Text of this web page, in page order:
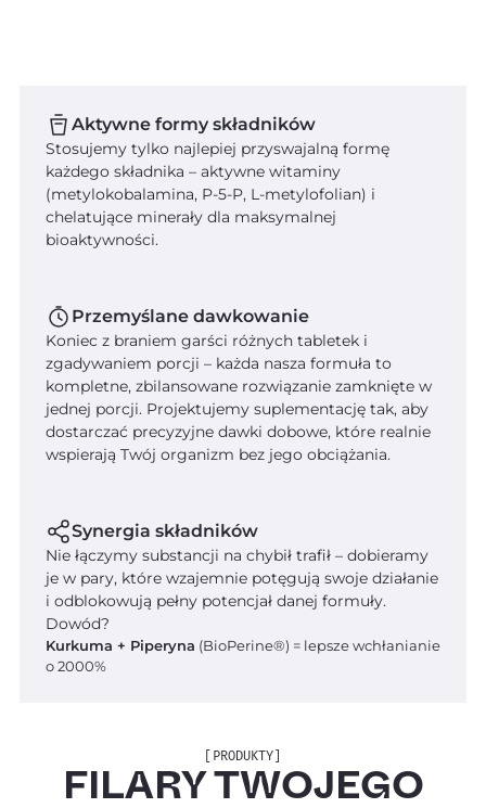
Aktywne formy składników
Stosujemy tylko najlepiej przyswajalną formę
każdego składnika – aktywne witaminy
(metylokobalamina, P-5-P, L-metylofolian) i
chelatujące minerały dla maksymalnej
bioaktywności.
Przemyślane dawkowanie
Koniec z braniem garści różnych tabletek i
zgadywaniem porcji – każda nasza formuła to
kompletne, zbilansowane rozwiązanie zamknięte w
jednej porcji. Projektujemy suplementację tak, aby
dostarczać precyzyjne dawki dobowe, które realnie
wspierają Twój organizm bez jego obciążania.
Synergia składników
Nie łączymy substancji na chybił trafił – dobieramy
je w pary, które wzajemnie potęgują swoje działanie
i odblokowują pełny potencjał danej formuły.
Dowód?
Kurkuma + Piperyna (BioPerine®) = lepsze wchłanianie
o 2000%
[PRODUKTY]
FILARY TWOJEGO